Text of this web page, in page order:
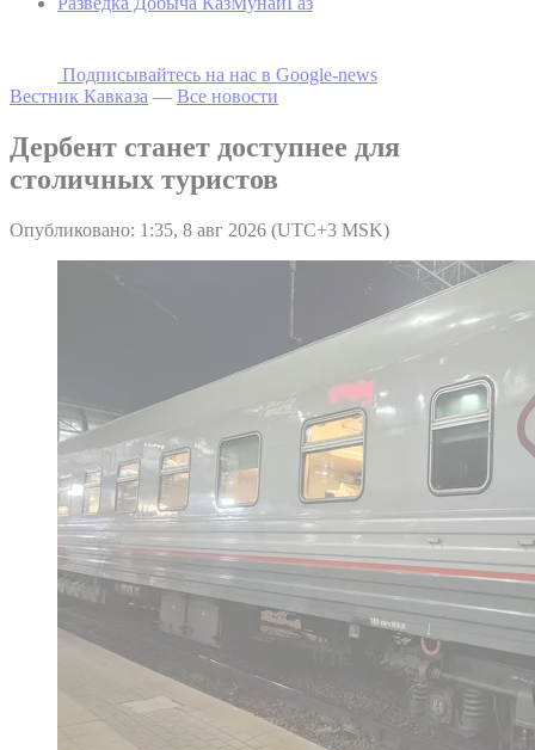
Подписывайтесь на наc в Google-news
Вестник Кавказа — Все новости
Дербент станет доступнее для
столичных туристов
Опубликовано: 1:35, 8 авг 2026 (UTC+3 MSK)